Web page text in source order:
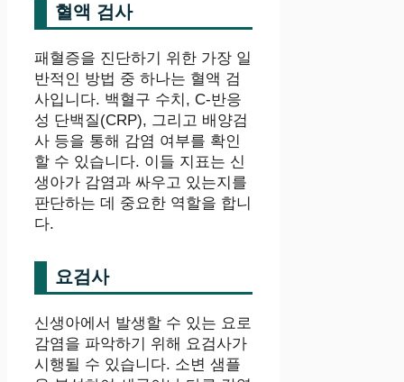
혈액 검사
패혈증을 진단하기 위한 가장 일
반적인 방법 중 하나는 혈액 검
사입니다. 백혈구 수치, C-반응
성 단백질(CRP), 그리고 배양검
사 등을 통해 감염 여부를 확인
할 수 있습니다. 이들 지표는 신
생아가 감염과 싸우고 있는지를
판단하는 데 중요한 역할을 합니
다.
요검사
신생아에서 발생할 수 있는 요로
감염을 파악하기 위해 요검사가
시행될 수 있습니다. 소변 샘플